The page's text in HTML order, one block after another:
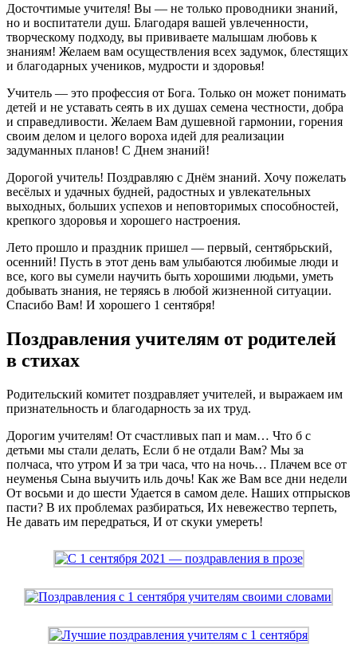
Досточтимые учителя! Вы — не только проводники знаний,
но и воспитатели душ. Благодаря вашей увлеченности,
творческому подходу, вы прививаете малышам любовь к
знаниям! Желаем вам осуществления всех задумок, блестящих
и благодарных учеников, мудрости и здоровья!
Учитель — это профессия от Бога. Только он может понимать
детей и не уставать сеять в их душах семена честности, добра
и справедливости. Желаем Вам душевной гармонии, горения
своим делом и целого вороха идей для реализации
задуманных планов! С Днем знаний!
Дорогой учитель! Поздравляю с Днём знаний. Хочу пожелать
весёлых и удачных будней, радостных и увлекательных
выходных, больших успехов и неповторимых способностей,
крепкого здоровья и хорошего настроения.
Лето прошло и праздник пришел — первый, сентябрьский,
осенний! Пусть в этот день вам улыбаются любимые люди и
все, кого вы сумели научить быть хорошими людьми, уметь
добывать знания, не теряясь в любой жизненной ситуации.
Спасибо Вам! И хорошего 1 сентября!
Поздравления учителям от родителей
в стихах
Родительский комитет поздравляет учителей, и выражаем им
признательность и благодарность за их труд.
Дорогим учителям! От счастливых пап и мам… Что б с
детьми мы стали делать, Если б не отдали Вам? Мы за
полчаса, что утром И за три часа, что на ночь… Плачем все от
неуменья Сына выучить иль дочь! Как же Вам все дни недели
От восьми и до шести Удается в самом деле. Наших отпрысков
пасти? В их проблемах разбираться, Их невежество терпеть,
Не давать им передраться, И от скуки умереть!